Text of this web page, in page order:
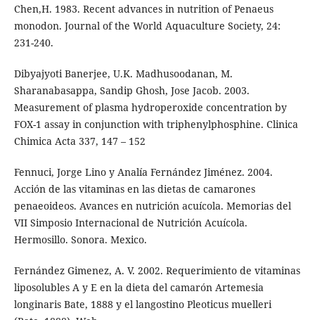
Chen,H. 1983. Recent advances in nutrition of Penaeus
monodon. Journal of the World Aquaculture Society, 24:
231-240.
Dibyajyoti Banerjee, U.K. Madhusoodanan, M.
Sharanabasappa, Sandip Ghosh, Jose Jacob. 2003.
Measurement of plasma hydroperoxide concentration by
FOX-1 assay in conjunction with triphenylphosphine. Clinica
Chimica Acta 337, 147 – 152
Fennuci, Jorge Lino y Analía Fernández Jiménez. 2004.
Acción de las vitaminas en las dietas de camarones
penaeoideos. Avances en nutrición acuícola. Memorias del
VII Simposio Internacional de Nutrición Acuícola.
Hermosillo. Sonora. Mexico.
Fernández Gimenez, A. V. 2002. Requerimiento de vitaminas
liposolubles A y E en la dieta del camarón Artemesia
longinaris Bate, 1888 y el langostino Pleoticus muelleri